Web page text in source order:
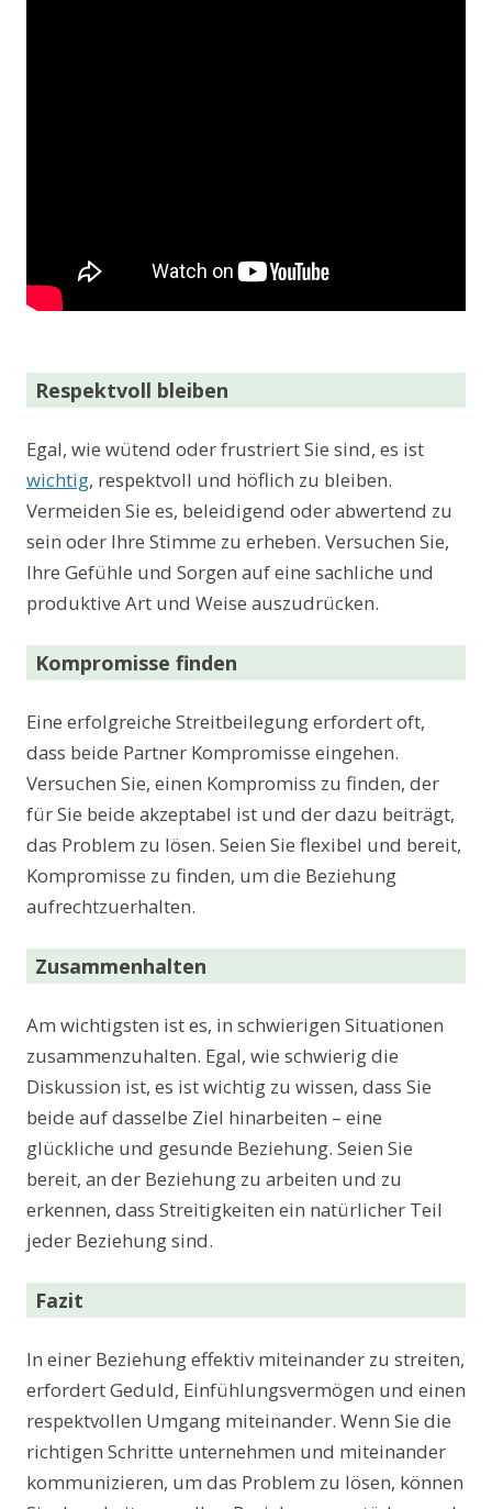
Respektvoll bleiben
Egal, wie wütend oder frustriert Sie sind, es ist
wichtig, respektvoll und höflich zu bleiben.
Vermeiden Sie es, beleidigend oder abwertend zu
sein oder Ihre Stimme zu erheben. Versuchen Sie,
Ihre Gefühle und Sorgen auf eine sachliche und
produktive Art und Weise auszudrücken.
Kompromisse finden
Eine erfolgreiche Streitbeilegung erfordert oft,
dass beide Partner Kompromisse eingehen.
Versuchen Sie, einen Kompromiss zu finden, der
für Sie beide akzeptabel ist und der dazu beiträgt,
das Problem zu lösen. Seien Sie flexibel und bereit,
Kompromisse zu finden, um die Beziehung
aufrechtzuerhalten.
Zusammenhalten
Am wichtigsten ist es, in schwierigen Situationen
zusammenzuhalten. Egal, wie schwierig die
Diskussion ist, es ist wichtig zu wissen, dass Sie
beide auf dasselbe Ziel hinarbeiten – eine
glückliche und gesunde Beziehung. Seien Sie
bereit, an der Beziehung zu arbeiten und zu
erkennen, dass Streitigkeiten ein natürlicher Teil
jeder Beziehung sind.
Fazit
In einer Beziehung effektiv miteinander zu streiten,
erfordert Geduld, Einfühlungsvermögen und einen
respektvollen Umgang miteinander. Wenn Sie die
richtigen Schritte unternehmen und miteinander
kommunizieren, um das Problem zu lösen, können